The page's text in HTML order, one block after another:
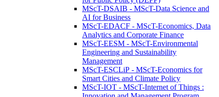
MScT-DSAIB - MScT-Data Science and
AI for Business
MScT-EDACF - MScT-Economics, Data
Analytics and Corporate Finance
MScT-EESM - MScT-Environmental
Engineering and Sustainability
Management
MScT-ESCLiP - MScT-Economics for
Smart Cities and Climate Policy
MScT-IOT - MScT-Internet of Things :